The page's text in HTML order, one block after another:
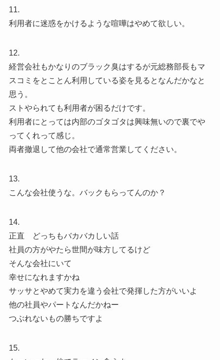
11.
利用者に迷惑をかけるような喧嘩はやめて欲しい。
12.
経営会社もかなりのブラック臭はするが元総務部長もマ
スコミをとことん利用している姿を見るとなんだかなと
思う。
ストやられても利用者が困るだけです。
利用者にとっては内部のゴタゴタは興味無いので裏でや
ってくれって感じ。
両者撤退して他の会社で通常営業してください。
13.
こんな会社使うな。バックもらってんのか？
14.
正直 どっちもバカバカしい話
社員の方がやたら世間が味方してるけど
そんな会社にいて
幸せになれますかね
サッサとやめて実力を違う会社で発揮した方がいいよ
他の社員やパートなんだかねー
つぶれないもの勝ちですよ
15.